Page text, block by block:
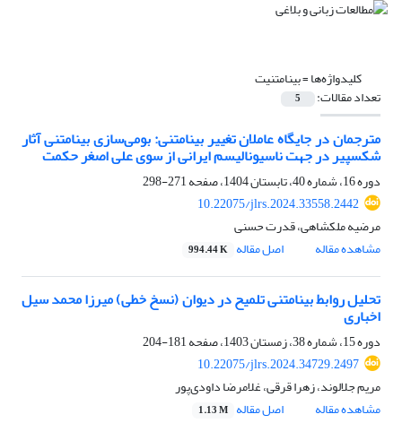
کلیدواژه‌ها =بینامتنیت
تعداد مقالات: 5
مترجمان در جایگاه عاملان تغییر بینامتنی: بومی‌سازی بینامتنی آثار
شکسپیر در جهت ناسیونالیسم ایرانی از سوی علی اصغر حکمت
دوره 16، شماره 40، تابستان 1404، صفحه
271-298
10.22075/jlrs.2024.33558.2442
مرضیه ملکشاهی، قدرت حسنی
مشاهده مقاله
اصل مقاله 994.44 K
تحلیل روابط بینامتنی تلمیح در دیوان (نسخ خطی) میرزا محمد سیل
اخباری
دوره 15، شماره 38، زمستان 1403، صفحه
181-204
10.22075/jlrs.2024.34729.2497
مریم جلالوند، زهرا قرقی، غلامرضا داودی‌پور
مشاهده مقاله
اصل مقاله 1.13 M